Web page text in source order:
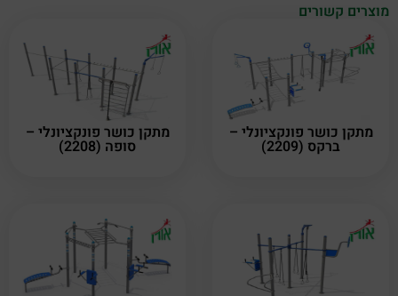
מוצרים קשורים
מתקן כושר פונקציונלי –
ברקס (2209)
מתקן כושר פונקציונלי –
סופה (2208)